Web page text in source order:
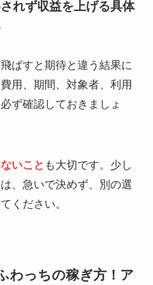
れず収益を上げる具体
ばすと期待と違う結果に
用、期間、対象者、利用
ず確認しておきましょ
いこと も大切です。少し
、急いで決めず、別の選
ください。
わっちの稼ぎ方！ア